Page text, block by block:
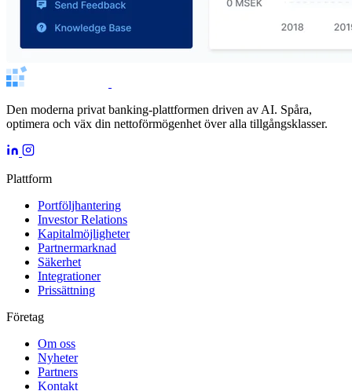
Den moderna privat banking-plattformen driven av AI. Spåra,
optimera och väx din nettoförmögenhet över alla tillgångsklasser.
Plattform
Portföljhantering
Investor Relations
Kapitalmöjligheter
Partnermarknad
Säkerhet
Integrationer
Prissättning
Företag
Om oss
Nyheter
Partners
Kontakt